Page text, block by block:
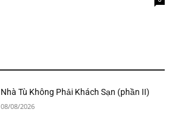
Nhà Tù Không Phải Khách Sạn (phần II)
08/08/2026